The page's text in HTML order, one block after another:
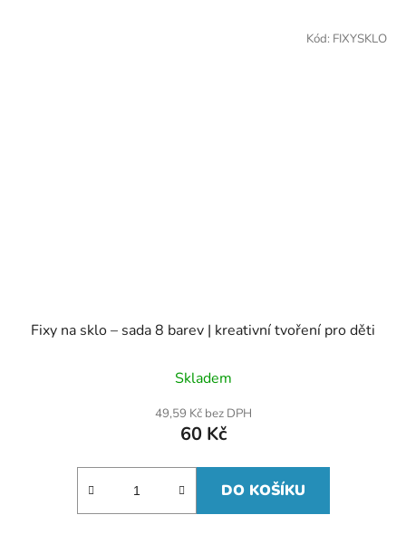
Fixy na sklo – sada 8 barev | kreativní tvoření pro děti
Skladem
49,59 Kč bez DPH
60 Kč
DO KOŠÍKU
Kód: FIXYSKLO